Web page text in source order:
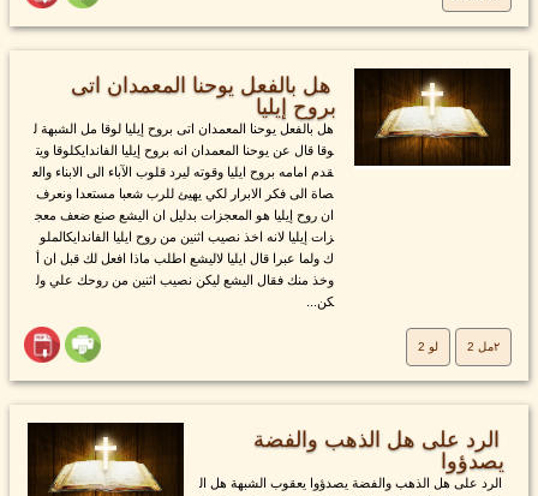
هل بالفعل يوحنا المعمدان اتى
بروح إيليا
هل بالفعل يوحنا المعمدان اتى بروح إيليا لوقا مل الشبهة ل
وقا قال عن يوحنا المعمدان انه بروح إيليا الفاندايكلوقا ويت
قدم امامه بروح ايليا وقوته ليرد قلوب الآباء الى الابناء والع
صاة الى فكر الابرار لكي يهيئ للرب شعبا مستعدا ونعرف
ان روح إيليا هو المعجزات بدليل ان اليشع صنع ضعف معج
زات إيليا لانه اخذ نصيب اثنين من روح ايليا الفاندايكالملو
ك ولما عبرا قال ايليا لاليشع اطلب ماذا افعل لك قبل ان أ
وخذ منك فقال اليشع ليكن نصيب اثنين من روحك علي ول
كن...
٢مل 2 لو 2
الرد على هل الذهب والفضة
يصدؤوا
الرد على هل الذهب والفضة يصدؤوا يعقوب الشبهة هل ال